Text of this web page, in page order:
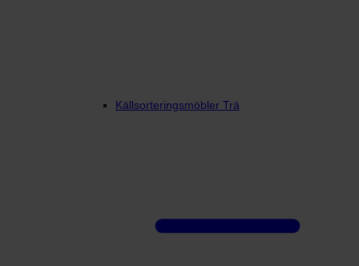
Källsorteringsmöbler Trä